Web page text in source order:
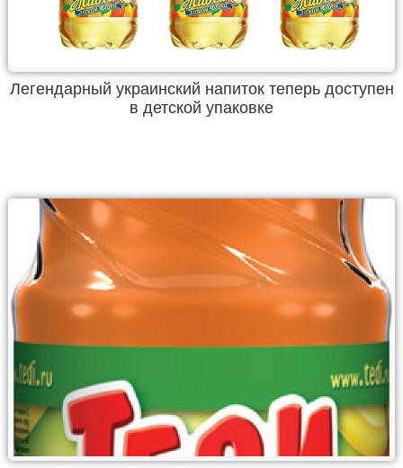
Легендарный украинский напиток теперь доступен
в детской упаковке